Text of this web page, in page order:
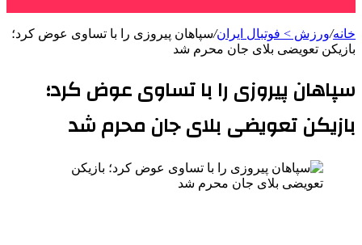
خانه/ورزش > فوتبال ایران/سپاهان پیروزی را با تساوی عوض کرد؛
بازیکن تعویضی بلای جان محرم شد
سپاهان پیروزی را با تساوی عوض کرد؛
بازیکن تعویضی بلای جان محرم شد